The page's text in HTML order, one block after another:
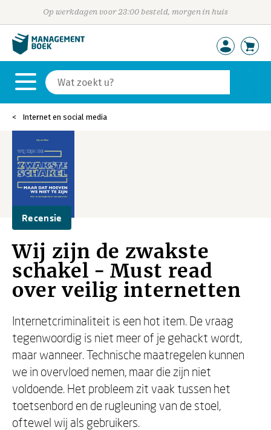
Op werkdagen voor 23:00 besteld, morgen in huis
Internet en social media
Recensie
Wij zijn de zwakste
schakel - Must read
over veilig internetten
Internetcriminaliteit is een hot item. De vraag
tegenwoordig is niet meer of je gehackt wordt,
maar wanneer. Technische maatregelen kunnen
we in overvloed nemen, maar die zijn niet
voldoende. Het probleem zit vaak tussen het
toetsenbord en de rugleuning van de stoel,
oftewel wij als gebruikers.